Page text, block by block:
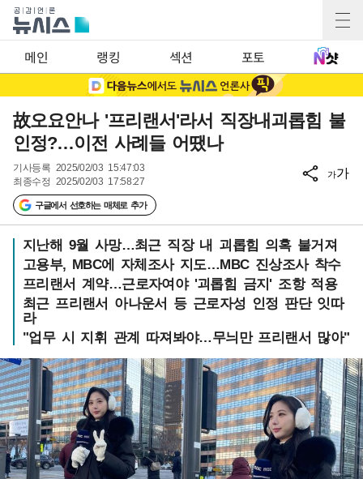
메인 랭킹 섹션 포토
故오요안나 '프리랜서'라서 직장내괴롭힘 불
인정?…이전 사례들 어땠나
기사등록 2025/02/03 15:47:03
최종수정 2025/02/03 17:58:27
구글에서 선호하는 매체로 추가
가가
지난해 9월 사망…최근 직장 내 괴롭힘 의혹 불거져
고용부, MBC에 자체조사 지도…MBC 진상조사 착수
프리랜서 계약…근로자여야 '괴롭힘 금지' 조항 적용
최근 프리랜서 아나운서 등 근로자성 인정 판단 잇따
라
"업무 시 지휘 관계 따져봐야…무늬만 프리랜서 많아"